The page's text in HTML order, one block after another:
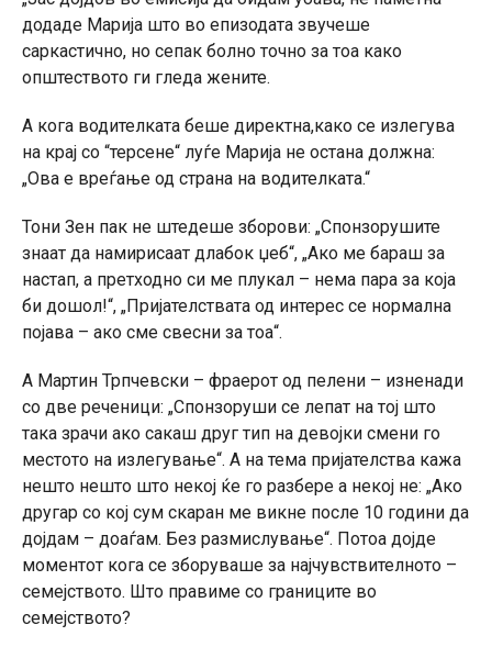
додаде Марија што во епизодата звучеше
саркастично, но сепак болно точно за тоа како
општеството ги гледа жените.
А кога водителката беше директна,како се излегува
на крај со “терсене“ луѓе Марија не остана должна:
„Ова е вреѓање од страна на водителката.“
Тони Зен пак не штедеше зборови: „Спонзорушите
знаат да намирисаат длабок џеб“, „Ако ме бараш за
настап, а претходно си ме плукал – нема пара за која
би дошол!“, „Пријателствата од интерес се нормална
појава – ако сме свесни за тоа“.
А Мартин Трпчевски – фраерот од пелени – изненади
со две реченици: „Спонзоруши се лепат на тој што
така зрачи ако сакаш друг тип на девојки смени го
местото на излегување“. А на тема пријателства кажа
нешто нешто што некој ќе го разбере а некој не: „Ако
другар со кој сум скаран ме викне после 10 години да
дојдам – доаѓам. Без размислување“. Потоа дојде
моментот кога се зборуваше за најчувствителното –
семејството. Што правиме со границите во
семејството?